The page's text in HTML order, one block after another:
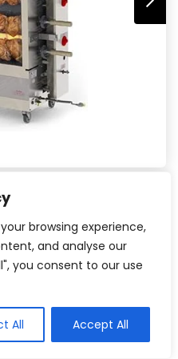
browsing experience,
and analyse our
you consent to our use
All Accept All
e 6 meses de